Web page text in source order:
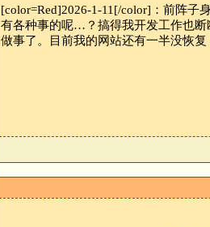
[color=Red]2026-1-11[/color]：前阵子
有各种事的呢…？搞得我开发工作也断
做事了。目前我的网站还有一半没恢